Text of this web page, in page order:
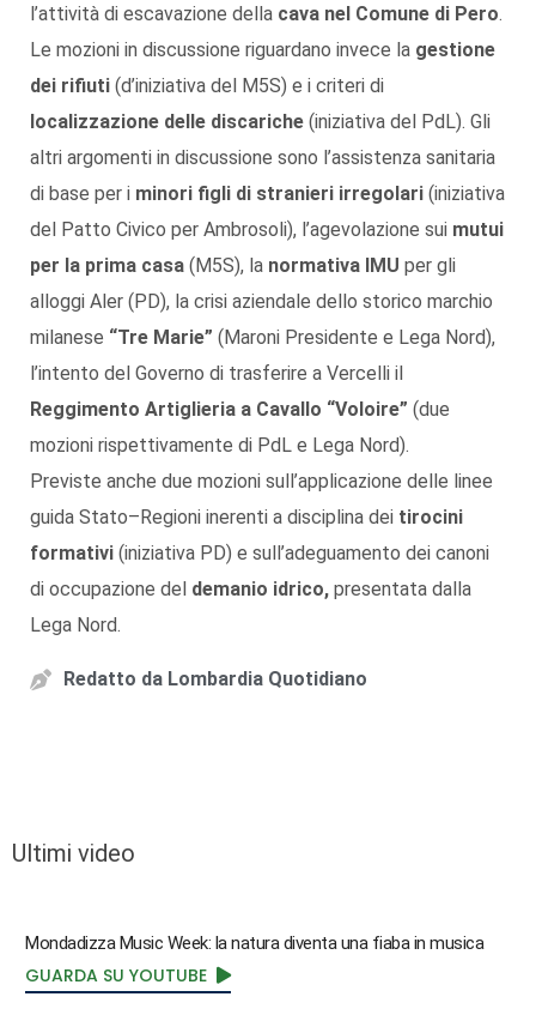
l’attività di escavazione della cava nel Comune di Pero.
Le mozioni in discussione riguardano invece la gestione
dei rifiuti (d’iniziativa del M5S) e i criteri di
localizzazione delle discariche (iniziativa del PdL). Gli
altri argomenti in discussione sono l’assistenza sanitaria
di base per i minori figli di stranieri irregolari (iniziativa
del Patto Civico per Ambrosoli), l’agevolazione sui mutui
per la prima casa (M5S), la normativa IMU per gli
alloggi Aler (PD), la crisi aziendale dello storico marchio
milanese “Tre Marie” (Maroni Presidente e Lega Nord),
l’intento del Governo di trasferire a Vercelli il
Reggimento Artiglieria a Cavallo “Voloire” (due
mozioni rispettivamente di PdL e Lega Nord).
Previste anche due mozioni sull’applicazione delle linee
guida Stato–Regioni inerenti a disciplina dei tirocini
formativi (iniziativa PD) e sull’adeguamento dei canoni
di occupazione del demanio idrico, presentata dalla
Lega Nord.
Redatto da Lombardia Quotidiano
Ultimi video
Mondadizza Music Week: la natura diventa una fiaba in musica
GUARDA SU YOUTUBE